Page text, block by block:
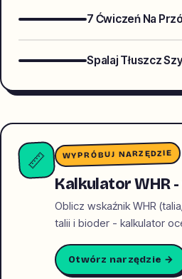
7 Ćwiczeń Na
Spalaj Tłuszcz
📏 WYPRÓBUJ NARZĘDZIE
Kalkulator WHR
Oblicz wskaźnik WHR
talii i bioder - kalkulator
Otwórz narzędzie →